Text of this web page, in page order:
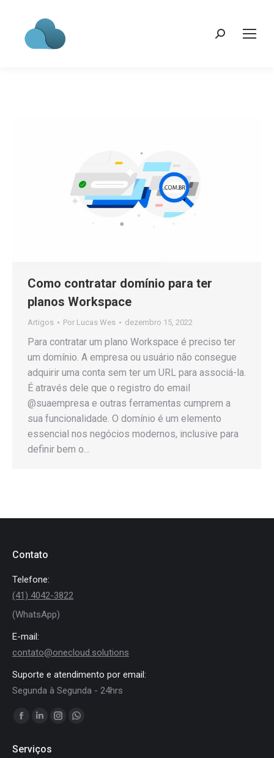
Search:
Como contratar domínio para ter
planos Workspace
Artigos Por Lucas Wes dezembro 15, 2022
Para contratar um plano Workspace é preciso ter
um domínio. A empresa ou usuário não consegue
adquirir uma conta sem ter um URL para associá-la.
É através dele que o registro do email
@suaempresa e outras ferramentas cumprem a
sua funcionalidade. O domínio é um elemento
essencial nos negócios modernos, inclusive para
definir bem o…
Contato
Telefone:
(41) 4042-3822
(WhatsApp)
E-mail:
contato@onecloud.solutions
Suporte e atendimento por email:
Segunda à Segunda - 24hrs
Encontre-nos em:
Facebook
opens
Linkedin
opens
InstagramWhatsapp
Serviços